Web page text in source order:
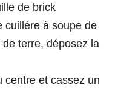
de brick
cuillère à soupe de
terre, déposez la
centre et cassez un